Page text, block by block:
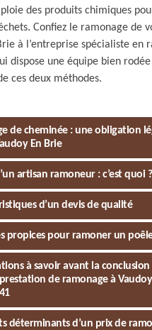
des produits chimiques
Confiez le ramonage de
à l’entreprise spécialiste en
dispose une équipe bien
ces deux méthodes.
de cheminée : une obligation
En Brie
artisan ramoneur : c’est quoi ?
d’un devis de qualité
propices pour ramoner un
à savoir avant la conclusion
de ramonage à
déterminants d’un prix de